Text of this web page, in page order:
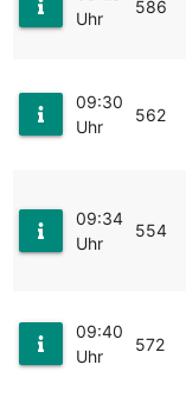
Uhr
586
09:30
Uhr
562
09:34
Uhr
554
09:40
Uhr
572